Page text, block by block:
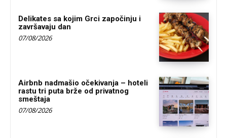
Delikates sa kojim Grci započinju i
završavaju dan
07/08/2026
Airbnb nadmašio očekivanja – hoteli
rastu tri puta brže od privatnog
smeštaja
07/08/2026